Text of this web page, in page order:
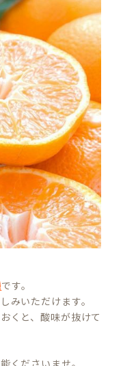
です。
みいただけます。
くと、酸味が抜けて